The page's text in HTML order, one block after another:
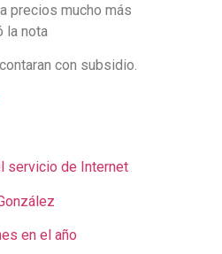
precios mucho más
la nota
con subsidio.
servicio de Internet
en el año